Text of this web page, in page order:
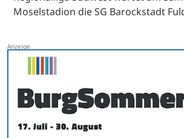
Moselstadion die SG Barockstadt